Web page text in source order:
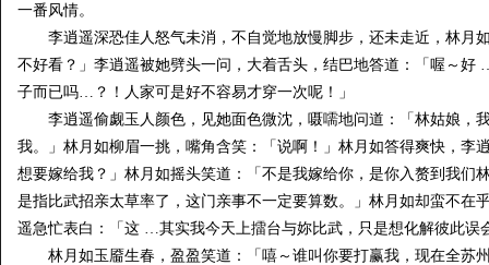
一番风情。
李逍遥深恐佳人怒气未消，不自觉地放慢脚步，还未走近，林月
不好看？」李逍遥被她劈头一问，大着舌头，结巴地答道：「喔～
子而已吗…？！人家可是好不容易才穿一次呢！」
李逍遥偷觑玉人颜色，见她面色微沈，嗫嚅地问道：「林姑娘，
我。」林月如柳眉一挑，嘴角含笑：「说啊！」林月如答得爽快，
想要嫁给我？」林月如摇头笑道：「不是我嫁给你，是你入赘到我们
是指比武招亲太草率了，这门亲事不一定要算数。」林月如却蛮不在
遥急忙表白：「这 …其实我今天上擂台与妳比武，只是想化解彼此
林月如玉靥生春，盈盈笑道：「嘻～谁叫你要打赢我，现在全苏